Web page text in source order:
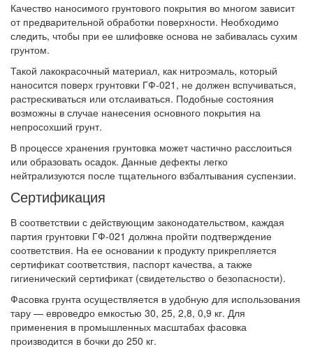
Качество наносимого грунтового покрытия во многом зависит
от предварительной обработки поверхности. Необходимо
следить, чтобы при ее шлифовке основа не забивалась сухим
грунтом.
Такой лакокрасочный материал, как нитроэмаль, который
наносится поверх грунтовки ГФ-021, не должен вспучиваться,
растрескиваться или отслаиваться. Подобные состояния
возможны в случае нанесения основного покрытия на
непросохший грунт.
В процессе хранения грунтовка может частично расслоиться
или образовать осадок. Данные дефекты легко
нейтрализуются после тщательного взбалтывания суспензии.
Сертификация
В соответствии с действующим законодательством, каждая
партия грунтовки ГФ-021 должна пройти подтверждение
соответствия. На ее основании к продукту прикрепляется
сертификат соответствия, паспорт качества, а также
гигиенический сертификат (свидетельство о безопасности).
Фасовка грунта осуществляется в удобную для использования
тару — евроведро емкостью 30, 25, 2,8, 0,9 кг. Для
применения в промышленных масштабах фасовка
производится в бочки до 250 кг.